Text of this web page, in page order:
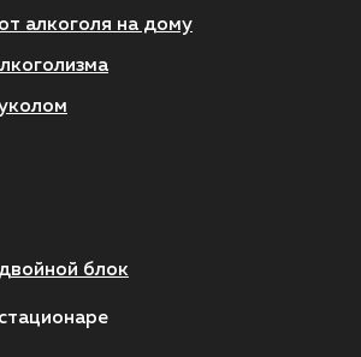
алкоголя на дому
блок